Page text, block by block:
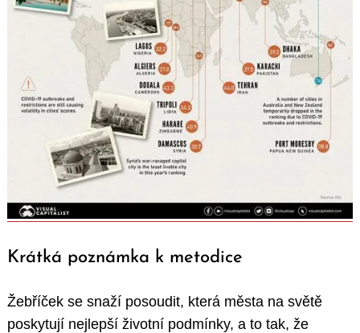
Krátká poznámka k metodice
Žebříček se snaží posoudit, která města na světě
poskytují nejlepší životní podmínky, a to tak, že